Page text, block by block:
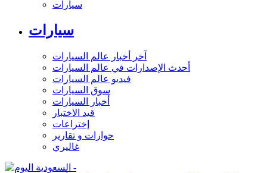
سيارات
سيارات
آخر أخبار عالم السيارات
أحدث الإصدارات في عالم السيارات
فيديو عالم السيارات
سوق السيارات
أخبار السيارات
قيد الاختبار
إختراعات
حوارات و تقارير
غاليري